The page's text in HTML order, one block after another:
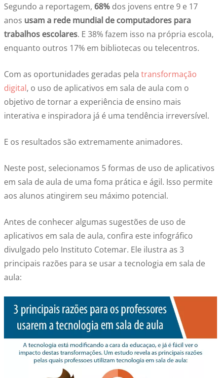
Segundo a reportagem, 68% dos jovens entre 9 e 17
anos usam a rede mundial de computadores para
trabalhos escolares. E 38% fazem isso na própria escola,
enquanto outros 17% em bibliotecas ou telecentros.
Com as oportunidades geradas pela transformação
digital, o uso de aplicativos em sala de aula com o
objetivo de tornar a experiência de ensino mais
interativa e inspiradora já é uma tendência irreversível.
E os resultados são extremamente animadores.
Neste post, selecionamos 5 formas de uso de aplicativos
em sala de aula de uma foma prática e ágil. Isso permite
aos alunos atingirem seu máximo potencial.
Antes de conhecer algumas sugestões de uso de
aplicativos em sala de aula, confira este infográfico
divulgado pelo Instituto Cotemar. Ele ilustra as 3
principais razões para se usar a tecnologia em sala de
aula: